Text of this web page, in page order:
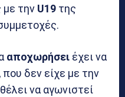
με την U19 της
αποχωρήσει έχει να
που δεν είχε με την
να αγωνιστεί